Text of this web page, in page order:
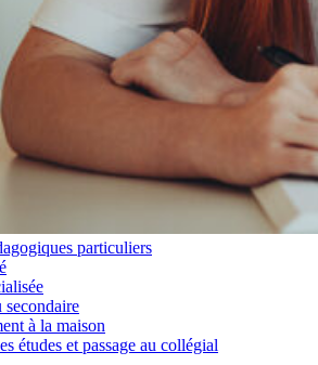
particuliers
secondaire
à la maison
études et passage au collégial